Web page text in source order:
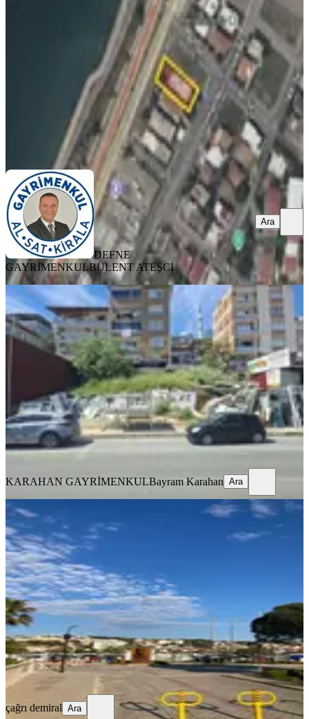
İzmir, Aliağa
660 m²· 68.182/m² · 30.04.2026
45.000.000 ₺47.000.000 ₺
DEFNE GAYRİMENKUL BÜLENT ATEŞCİ
DEFNE
GAYRİMENKULBÜLENT ATEŞCİ
Ara
TAKASLI
Limontepe Ana Caddede 139m²
Satılık Arsa Yatırıma Uygun Fırsat
İzmir, Karabağlar
136 m²· 23.162/m²·21.04.2026
3.150.000 ₺
KARAHAN GAYRİMENKULBayram Karahan
Ara
KARAHAN GAYRİMENKULBayram Karahan Ara
YOLA YAKIN
15
Sahibinden Dalyan Marina'da
Emsalsiz Arsa
2800 m²·Arıtma, Su Hattı
16.04.2026
475.000.000 ₺560.000.000 ₺
çağrı demiral
Ara
çağrı demiral Ara